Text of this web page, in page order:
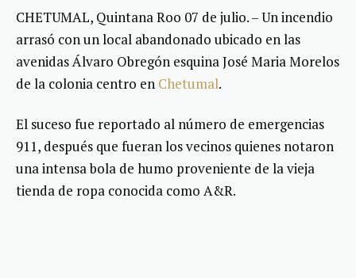
CHETUMAL, Quintana Roo 07 de julio. – Un incendio
arrasó con un local abandonado ubicado en las
avenidas Álvaro Obregón esquina José Maria Morelos
de la colonia centro en Chetumal.
El suceso fue reportado al número de emergencias
911, después que fueran los vecinos quienes notaron
una intensa bola de humo proveniente de la vieja
tienda de ropa conocida como A&R.